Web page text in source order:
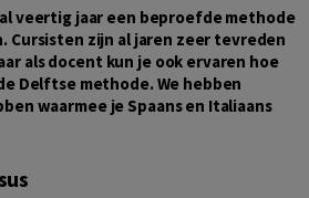
veertig jaar een beproefde methode
Cursisten zijn al jaren zeer tevreden
als docent kun je ook ervaren hoe
Delftse methode. We hebben
waarmee je Spaans en Italiaans